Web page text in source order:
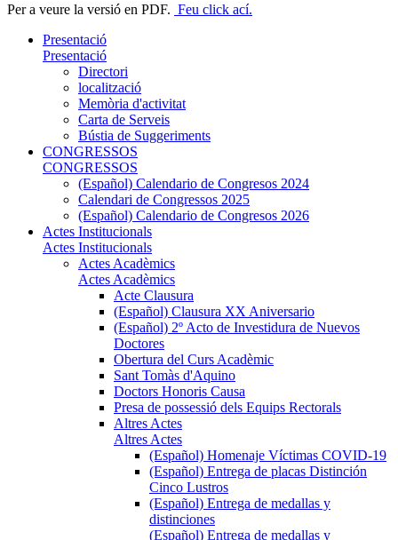
Per a veure la versió en PDF. Feu click ací.
Presentació
Presentació
Directori
localització
Memòria d'activitat
Carta de Serveis
Bústia de Suggeriments
CONGRESSOS
CONGRESSOS
(Español) Calendario de Congresos 2024
Calendari de Congressos 2025
(Español) Calendario de Congresos 2026
Actes Institucionals
Actes Institucionals
Actes Acadèmics
Actes Acadèmics
Acte Clausura
(Español) Clausura XX Aniversario
(Español) 2º Acto de Investidura de Nuevos
Doctores
Obertura del Curs Acadèmic
Sant Tomàs d'Aquino
Doctors Honoris Causa
Presa de possessió dels Equips Rectorals
Altres Actes
Altres Actes
(Español) Homenaje Víctimas COVID-19
(Español) Entrega de placas Distinción
Cinco Lustros
(Español) Entrega de medallas y
distinciones
(Español) Entrega de medallas y